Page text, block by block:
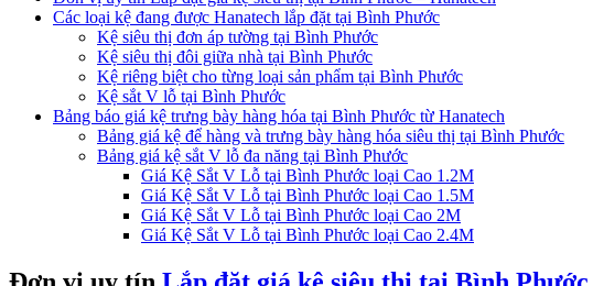
Các loại kệ đang được Hanatech lắp đặt tại Bình Phước
Kệ siêu thị đơn áp tường tại Bình Phước
Kệ siêu thị đôi giữa nhà tại Bình Phước
Kệ riêng biệt cho từng loại sản phẩm tại Bình Phước
Kệ sắt V lỗ tại Bình Phước
Bảng báo giá kệ trưng bày hàng hóa tại Bình Phước từ Hanatech
Bảng giá kệ để hàng và trưng bày hàng hóa siêu thị tại Bình Phước
Bảng giá kệ sắt V lỗ đa năng tại Bình Phước
Giá Kệ Sắt V Lỗ tại Bình Phước loại Cao 1.2M
Giá Kệ Sắt V Lỗ tại Bình Phước loại Cao 1.5M
Giá Kệ Sắt V Lỗ tại Bình Phước loại Cao 2M
Giá Kệ Sắt V Lỗ tại Bình Phước loại Cao 2.4M